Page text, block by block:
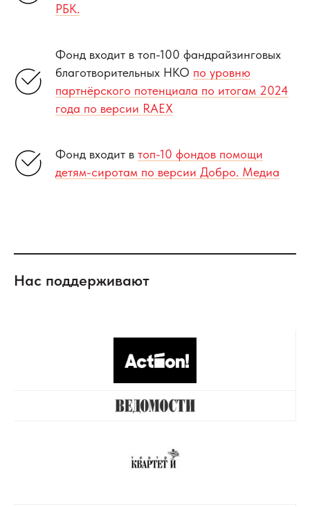
РБК.
Фонд входит в топ-100 фандрайзинговых
благотворительных НКО по уровню
партнёрского потенциала по итогам 2024
года по версии RAEX
Фонд входит в топ-10 фондов помощи
детям-сиротам по версии Добро. Медиа
Нас поддерживают